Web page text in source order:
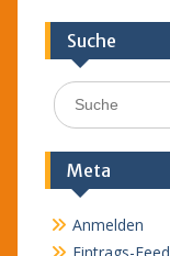
Suche
Search
for:
Meta
Anmelden